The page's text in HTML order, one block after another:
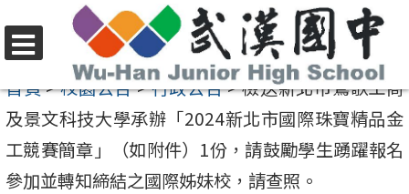
至
要
內
容
選
單
首頁>校園公告>行政公告>檢送新北市鶯歌工商
及景文科技大學承辦「2024新北市國際珠寶精品金
工競賽簡章」（如附件）1份，請鼓勵學生踴躍報名
參加並轉知締結之國際姊妹校，請查照。